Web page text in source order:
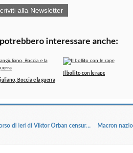
alla Newsletter
interessare anche:
Boccia e la guerra
Il bollito con le rape
Discorso di ieri di Viktor Orban censurato in tutta Europa